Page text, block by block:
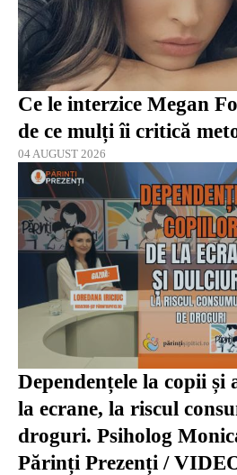
Ce le interzice Megan
de ce mulți îi critică
04 AUGUST 2026
Dependențele la copii și
la ecrane, la riscul
droguri. Psiholog
Părinți Prezenți /